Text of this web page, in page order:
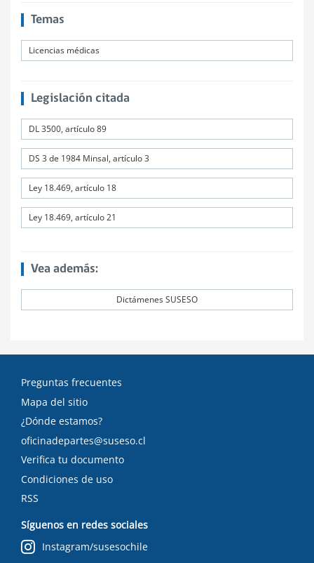
Temas
Licencias médicas
Legislación citada
DL 3500, artículo 89
DS 3 de 1984 Minsal, artículo 3
Ley 18.469, artículo 18
Ley 18.469, artículo 21
Vea además:
Dictámenes SUSESO
Preguntas frecuentes
Mapa del sitio
¿Dónde estamos?
oficinadepartes@suseso.cl
Verifica tu documento
Condiciones de uso
RSS
Síguenos en redes sociales
Instagram/susesochile